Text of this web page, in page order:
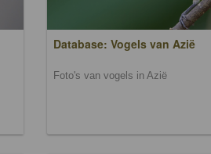
Database: Vogels van Azië
Foto's van vogels in Azië